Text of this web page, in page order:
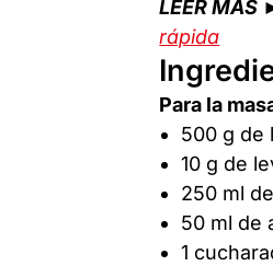
LEER MÁS
rápida
Para la
500 g de
10 g de
250 ml
50 ml de
1